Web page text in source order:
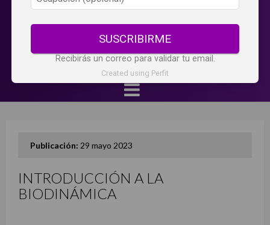
Publicación: 29 mayo 2023
INTRODUCCIÓN A LA
BIODINÁMICA
SUSCRIBIRME
Recibirás un correo para validar tu email.
Created using Perfit